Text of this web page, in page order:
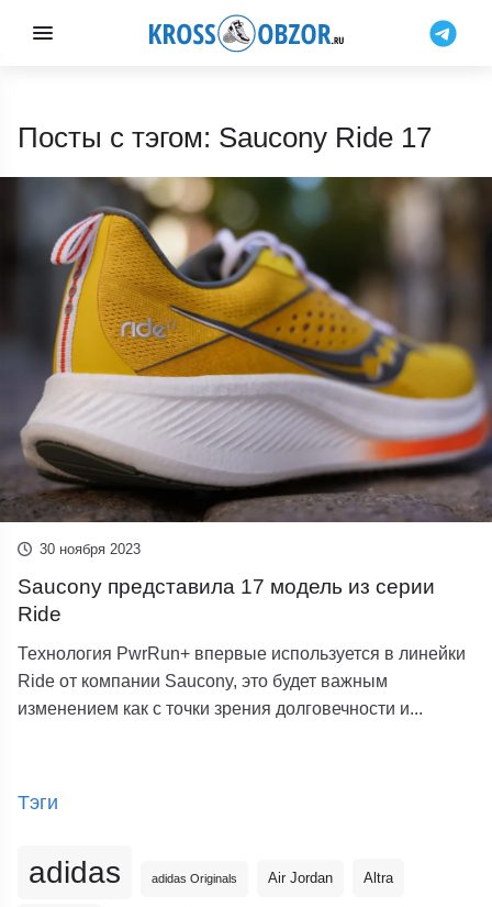
Посты с тэгом: Saucony Ride 17
30 ноября 2023
Saucony представила 17 модель из серии
Ride
Технология PwrRun+ впервые используется в линейки
Ride от компании Saucony, это будет важным
изменением как с точки зрения долговечности и...
Тэги
adidas adidas Originals Air Jordan Altra